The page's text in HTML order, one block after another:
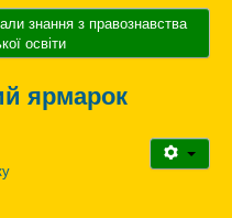
знання з правознавства
освіти
ярмарок